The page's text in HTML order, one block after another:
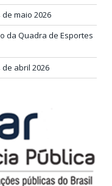
maio 2026
da Quadra de Esportes
abril 2026